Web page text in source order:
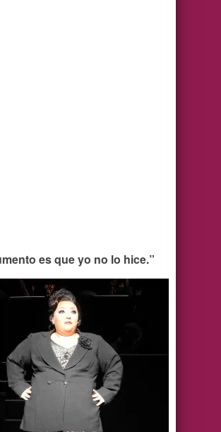
es que yo no lo hice.”